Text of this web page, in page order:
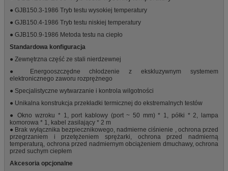
● GJB150.3-1986 Tryb testu wysokiej temperatury
● GJB150.4-1986 Tryb testu niskiej temperatury
● GJB150.9-1986 Metoda testu na ciepło
Standardowa konfiguracja
● Zewnętrzna część ze stali nierdzewnej
● Energooszczędne chłodzenie z ekskluzywnym systemem
elektronicznego zaworu rozprężnego
● Specjalistyczne wytwarzanie i kontrola wilgotności
● Unikalna konstrukcja przekładki termicznej do ekstremalnych testów
● Okno wzroku * 1, port kablowy (port ~ 50 mm) * 1, półki * 2, lampa
komorowa * 1, kabel zasilający * 2 m
● Brak wyłącznika bezpiecznikowego, nadmierne ciśnienie , ochrona przed
przegrzaniem i przetężeniem sprężarki, ochrona przed nadmierną
temperaturą, ochrona przed nadmiernym obciążeniem dmuchawy, ochrona
przed suchym ciepłem
Akcesoria opcjonalne